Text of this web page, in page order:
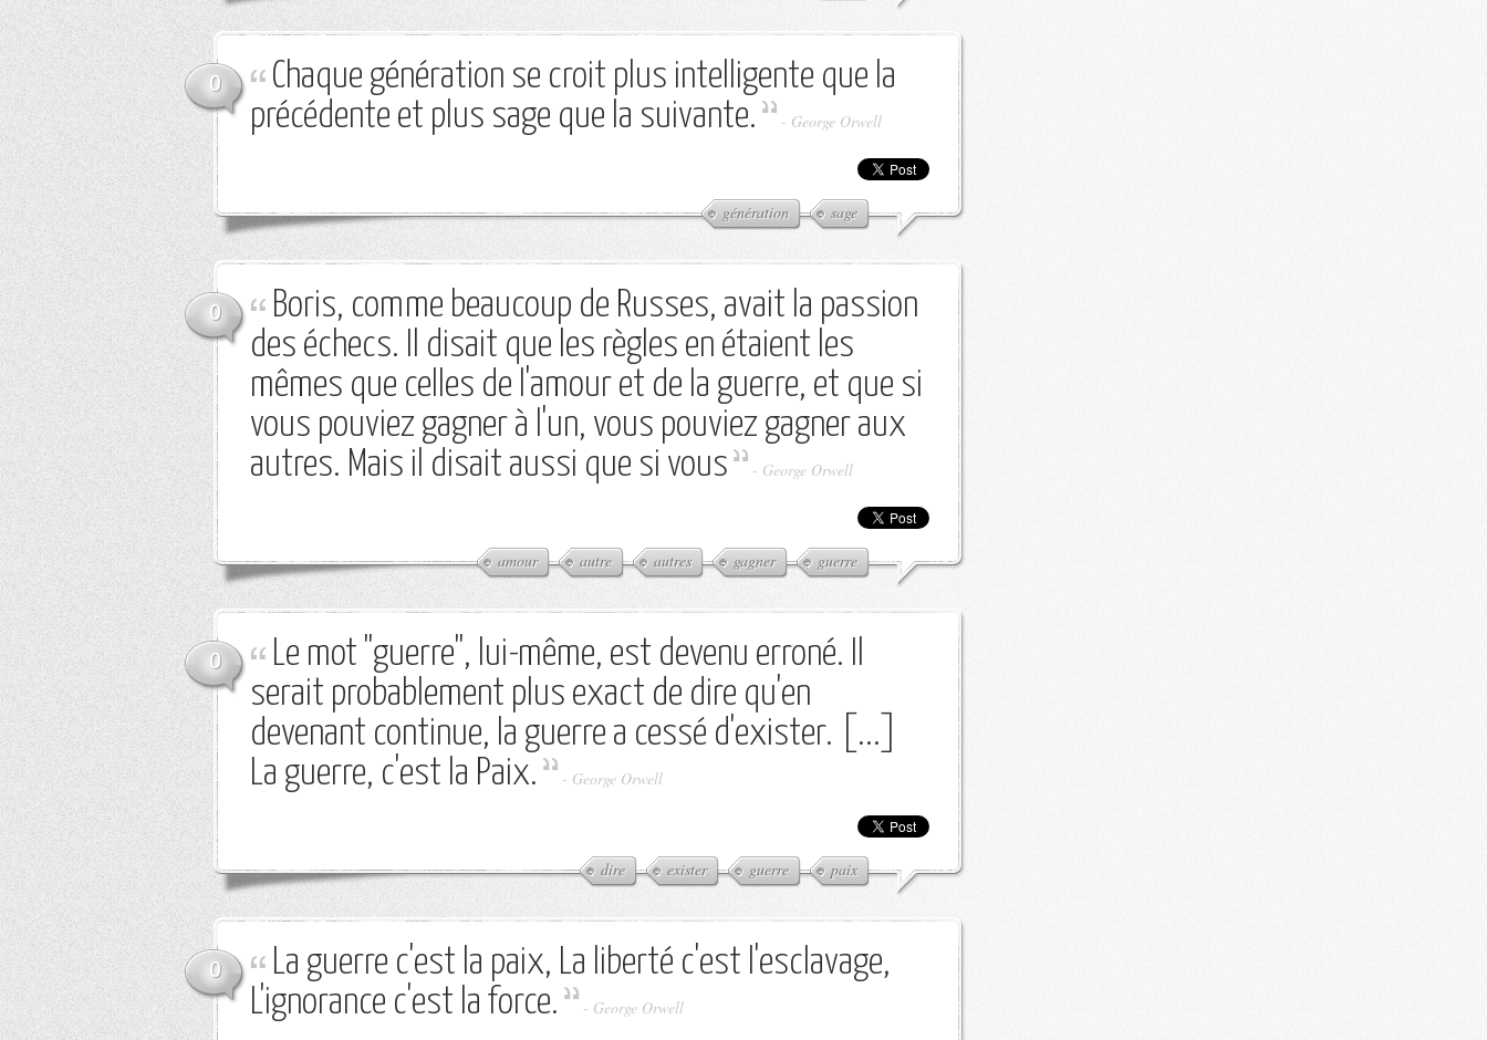
0
Chaque génération se croit plus intelligente que la
précédente et plus sage que la suivante.
- George Orwell
génération sage
0
Boris, comme beaucoup de Russes, avait la passion
des échecs. Il disait que les règles en étaient les
mêmes que celles de l'amour et de la guerre, et que si
vous pouviez gagner à l'un, vous pouviez gagner aux
autres. Mais il disait aussi que si vous
- George Orwell
amour autre autres gagner guerre
0
Le mot "guerre", lui-même, est devenu erroné. Il
serait probablement plus exact de dire qu'en
devenant continue, la guerre a cessé d'exister. [...]
La guerre, c'est la Paix.
- George Orwell
dire exister guerre paix
0
La guerre c'est la paix, La liberté c'est l'esclavage,
L'ignorance c'est la force.
- George Orwell